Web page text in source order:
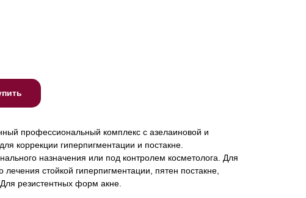
профессиональный комплекс с азелаиновой и
коррекции гиперпигментации и постакне.
назначения или под контролем косметолога. Для
лечения стойкой гиперпигментации, пятен постакне,
резистентных форм акне.